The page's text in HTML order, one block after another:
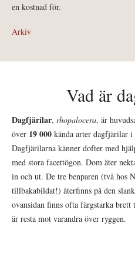
en kostnad för.
Arkiv
Vad är
Dagfjärilar, rhopalocera, är
över 19 000 kända arter dagfjärilar
Dagfjärilarna känner dofter med
med stora facettögon. Dom äter
in och ut. De tre benparen (två hos
tillbakabildat!) återfinns på den
ovansidan finns ofta färgstarka
är resta mot varandra över ryggen.